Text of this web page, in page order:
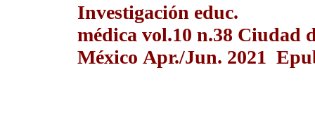
Investigación educ.
médica vol.10 n.38 Ciudad
México Apr./Jun. 2021